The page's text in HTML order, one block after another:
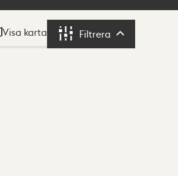
Visa karta Filtrera Filtrera